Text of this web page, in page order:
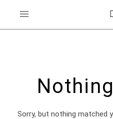
Sorry, but nothing matched